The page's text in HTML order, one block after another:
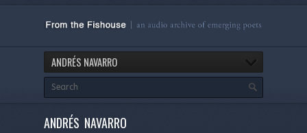
ANDRÉS NAVARRO
ANDRÉS NAVARRO